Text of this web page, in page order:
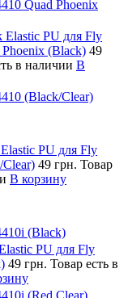
Quad Phoenix
Elastic PU для Fly
(Black) 49
в наличии В
(Black/Clear)
PU для Fly
49 грн. Товар
В корзину
(Black)
PU для Fly
49 грн. Товар есть в
(Red Clear)